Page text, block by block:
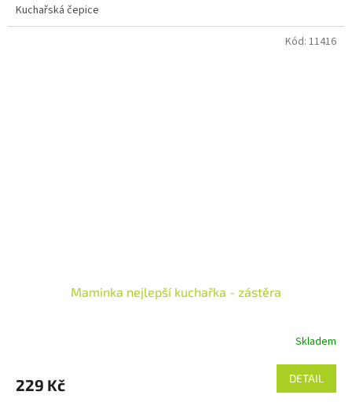
Kuchařská čepice
Maminka nejlepší kuchařka - zástěra
Skladem
229 Kč DETAIL
Kód: 11416